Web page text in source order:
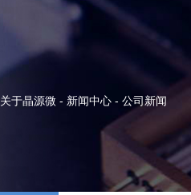
关于晶源微 - 新闻中心 - 公司新闻